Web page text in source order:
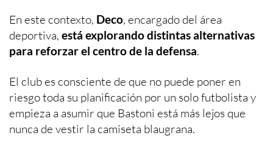
En este contexto, Deco, encargado del área
deportiva, está explorando distintas alternativas
para reforzar el centro de la defensa.
El club es consciente de que no puede poner en
riesgo toda su planificación por un solo futbolista y
empieza a asumir que Bastoni está más lejos que
nunca de vestir la camiseta blaugrana.